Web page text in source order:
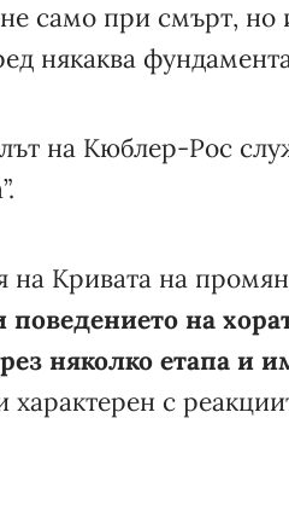
не само при смърт,
някаква
на Кюблер-Рос
на Кривата на
поведението на
няколко етапа и
с